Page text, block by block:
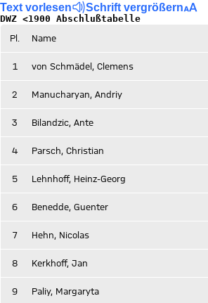
Text vorlesen Schrift vergrößern
DWZ <1900 Abschlußtabelle
Pl. Name
1 von Schmädel, Clemens
2 Manucharyan, Andriy
3 Bilandzic, Ante
4 Parsch, Christian
5 Lehnhoff, Heinz-Georg
6 Benedde, Guenter
7 Hehn, Nicolas
8 Kerkhoff, Jan
9 Paliy, Margaryta